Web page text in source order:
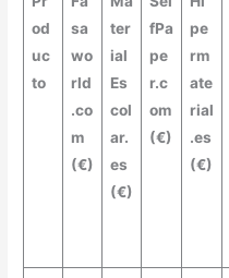
od
uc
to
sa
wo
rld
.co
m
(€)
ter
ial
Es
col
ar.
es
(€)
fPa
pe
r.c
om
(€)
pe
rm
ate
rial
.es
(€)